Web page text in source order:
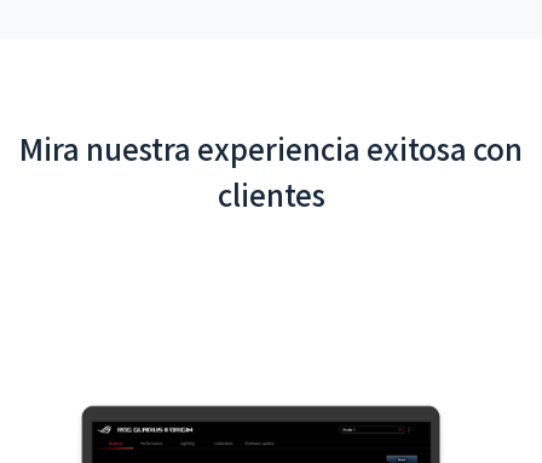
Mira nuestra experiencia exitosa con
clientes